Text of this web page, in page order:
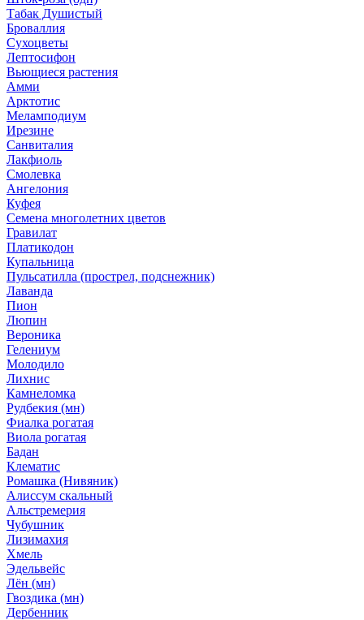
Табак Душистый
Броваллия
Сухоцветы
Лептосифон
Вьющиеся растения
Амми
Арктотис
Меламподиум
Ирезине
Санвиталия
Лакфиоль
Смолевка
Ангелония
Куфея
Семена многолетних цветов
Гравилат
Платикодон
Купальница
Пульсатилла (прострел, подснежник)
Лаванда
Пион
Люпин
Вероника
Гелениум
Молодило
Лихнис
Камнеломка
Рудбекия (мн)
Фиалка рогатая
Виола рогатая
Бадан
Клематис
Ромашка (Нивяник)
Алиссум скальный
Альстремерия
Чубушник
Лизимахия
Хмель
Эдельвейс
Лён (мн)
Гвоздика (мн)
Дербенник